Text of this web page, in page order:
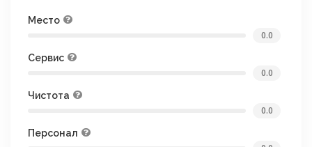
Место
0.0
Сервис
0.0
Чистота
0.0
Персонал